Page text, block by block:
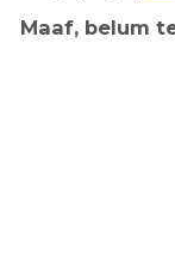
Maaf, belum